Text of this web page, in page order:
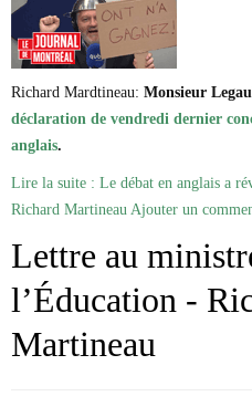
Richard Mardtineau: Monsieur
déclaration de vendredi dernier
anglais.
Lire la suite : Le débat en anglais a
Richard Martineau Ajouter un
Lettre au
l’Éducation -
Martineau